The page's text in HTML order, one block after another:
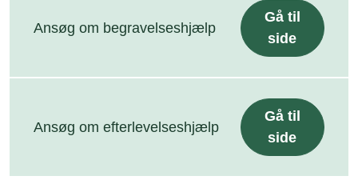
Ansøg om begravelseshjælp
Gå til
side
Ansøg om efterlevelseshjælp
Gå til
side